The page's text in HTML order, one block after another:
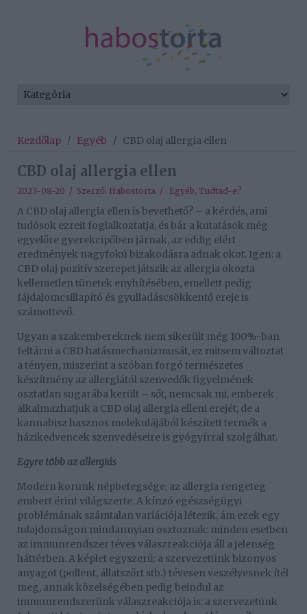
Kezdőlap / Egyéb / CBD olaj allergia ellen
CBD olaj allergia ellen
2023-08-20 / Szerző: Habostorta / Egyéb, Tudtad-e?
A CBD olaj allergia ellen is bevethető? – a kérdés, ami
tudósok ezreit foglalkoztatja, és bár a kutatások még
egyelőre gyerekcipőben járnak, az eddig elért
eredmények nagyfokú bizakodásra adnak okot. Igen: a
CBD olaj pozitív szerepet játszik az allergia okozta
kellemetlen tünetek enyhítésében, emellett pedig
fájdalomcsillapító és gyulladáscsökkentő ereje is
számottevő.
Ugyan a szakembereknek nem sikerült még 100%-ban
feltárni a CBD hatásmechanizmusát, ez mitsem változtat
a tényen, miszerint a szóban forgó természetes
készítmény az allergiától szenvedők figyelmének
osztatlan sugarába került – sőt, nemcsak mi, emberek
alkalmazhatjuk a CBD olaj allergia elleni erejét, de a
kannabisz hasznos molekulájából készített termék a
házikedvencek szenvedéseire is gyógyírral szolgálhat.
Egyre több az allergiás
Modern korunk népbetegsége, az allergia rengeteg
embert érint világszerte. A kínzó egészségügyi
problémának számtalan variációja létezik, ám ezek egy
tulajdonságon mindannyian osztoznak: minden esetben
az immunrendszer téves válaszreakciója áll a jelenség
háttérben. A képlet egyszerű: a szervezetünk bizonyos
anyagot (pollent, állatszőrt stb.) tévesen veszélyesnek ítél
meg, annak közelségében pedig beindul az
immunrendszerünk válaszreakciója is: a szervezetünk